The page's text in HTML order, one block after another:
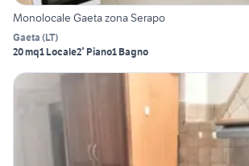
Monolocale Gaeta zona Serapo
Gaeta (LT)
20 mq1 Locale2° Piano1 Bagno